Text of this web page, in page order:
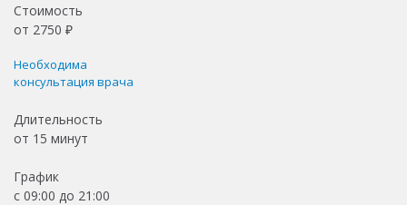
Стоимость
от 2750 ₽
Необходима
консультация врача
Длительность
от 15 минут
График
с 09:00 до 21:00